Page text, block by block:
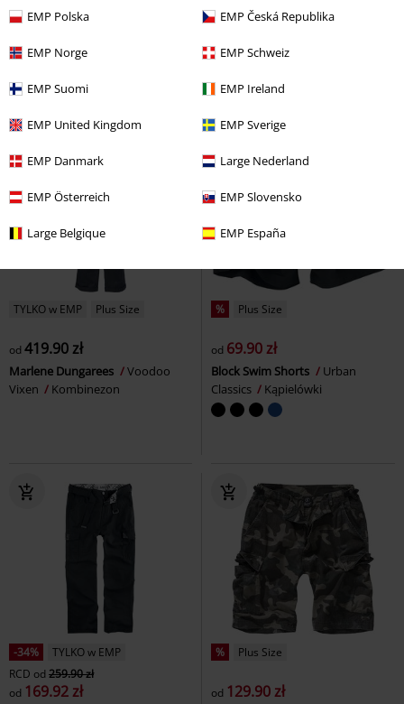
EMP Polska EMP Česká Republika
EMP Norge EMP Schweiz
EMP Suomi EMP Ireland
EMP United Kingdom EMP Sverige
EMP Danmark Large Nederland
EMP Österreich EMP Slovensko
Large Belgique EMP España
119.90 zł
Callie HW Skinny Jeans
May
Jeansy
od 139.90 zł
Ladies Modal Culotte
Classics
Spodnie z materiału
TYLKO w EMP Plus Size
od 419.90 zł
Marlene Dungarees
Voodoo
Vixen
Kombinezon
% Plus Size
od 69.90 zł
Block Swim Shorts
Urban
Classics
Kąpielówki
-34%
TYLKO w EMP
RCD od 259.90 zł
od 169.92 zł
% Plus Size
od 129.90 zł